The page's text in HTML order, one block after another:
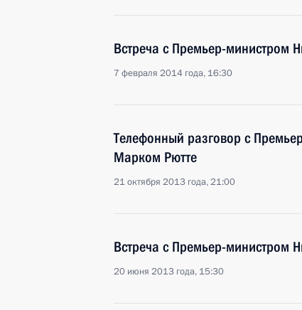
Встреча с Премьер-министром
7 февраля 2014 года, 16:30
Телефонный разговор с
Марком Рютте
21 октября 2013 года, 21:00
Встреча с Премьер-министром
20 июня 2013 года, 15:30